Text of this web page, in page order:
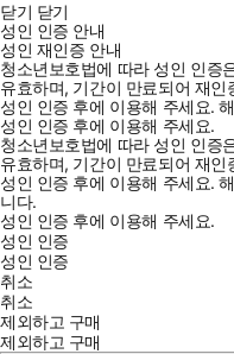
닫기 닫기
성인 인증 안내
성인 재인증 안내
청소년보호법에 따라 성인 인증
유효하며, 기간이 만료되어 재인
성인 인증 후에 이용해 주세요.
성인 인증 후에 이용해 주세요.
청소년보호법에 따라 성인 인증
유효하며, 기간이 만료되어 재인
성인 인증 후에 이용해 주세요.
니다.
성인 인증 후에 이용해 주세요.
성인 인증
성인 인증
취소
취소
제외하고 구매
제외하고 구매